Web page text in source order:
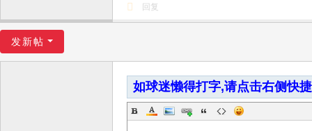
回复
发新帖
如球迷懒得打字,请点击右侧快